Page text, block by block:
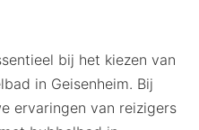
bij het kiezen van
in Geisenheim. Bij
ervaringen van reizigers